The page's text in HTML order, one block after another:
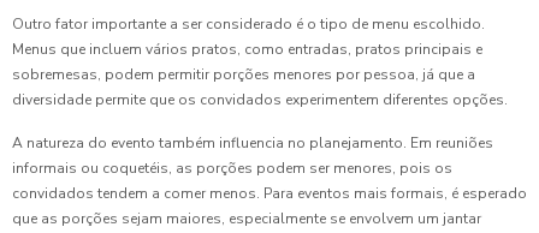
Outro fator importante a ser considerado é o tipo de menu escolhido.
Menus que incluem vários pratos, como entradas, pratos principais e
sobremesas, podem permitir porções menores por pessoa, já que a
diversidade permite que os convidados experimentem diferentes opções.
A natureza do evento também influencia no planejamento. Em reuniões
informais ou coquetéis, as porções podem ser menores, pois os
convidados tendem a comer menos. Para eventos mais formais, é esperado
que as porções sejam maiores, especialmente se envolvem um jantar